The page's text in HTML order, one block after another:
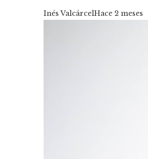
Inés ValcárcelHace 2 meses